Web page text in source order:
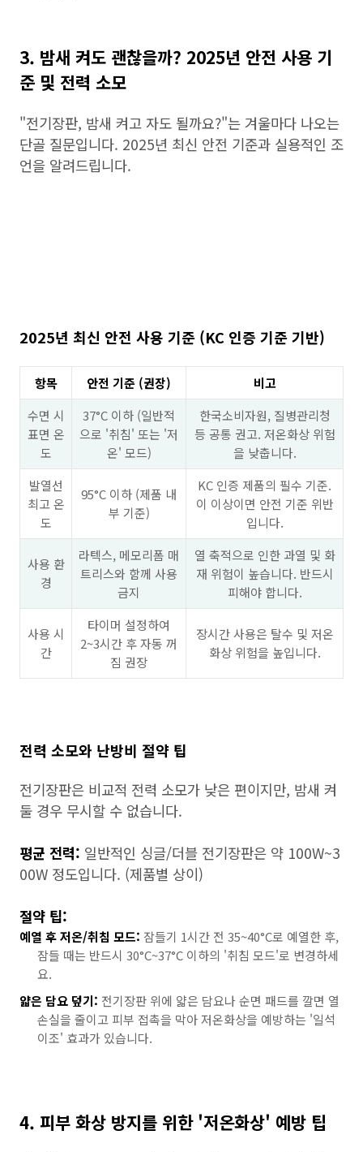
3. 밤새 켜도 괜찮을까? 2025년 안전 사용 기
준 및 전력 소모
"전기장판, 밤새 켜고 자도 될까요?"는 겨울마다 나오는
단골 질문입니다. 2025년 최신 안전 기준과 실용적인 조
언을 알려드립니다.
2025년 최신 안전 사용 기준 (KC 인증 기준 기반)
항목 안전 기준 (권장)
비고
수면 시
표면 온
도
37°C 이하 (일반적
으로 '취침' 또는 '저
온' 모드)
한국소비자원, 질병관리청
등 공통 권고. 저온화상 위험
을 낮춥니다.
발열선
최고 온
도
95°C 이하 (제품 내
부 기준)
KC 인증 제품의 필수 기준.
이 이상이면 안전 기준 위반
입니다.
사용 환
경
라텍스, 메모리폼 매
트리스와 함께 사용
금지
열 축적으로 인한 과열 및 화
재 위험이 높습니다. 반드시
피해야 합니다.
사용 시
간
타이머 설정하여
2~3시간 후 자동 꺼
짐 권장
장시간 사용은 탈수 및 저온
화상 위험을 높입니다.
전력 소모와 난방비 절약 팁
전기장판은 비교적 전력 소모가 낮은 편이지만, 밤새 켜
둘 경우 무시할 수 없습니다.
평균 전력: 일반적인 싱글/더블 전기장판은 약 100W~3
00W 정도입니다. (제품별 상이)
절약 팁:
예열 후 저온/취침 모드: 잠들기 1시간 전 35~40°C로 예열한 후,
잠들 때는 반드시 30°C~37°C 이하의 '취침 모드'로 변경하세
요.
얇은 담요 덮기: 전기장판 위에 얇은 담요나 순면 패드를 깔면 열
손실을 줄이고 피부 접촉을 막아 저온화상을 예방하는 '일석
이조' 효과가 있습니다.
4. 피부 화상 방지를 위한 '저온화상' 예방 팁